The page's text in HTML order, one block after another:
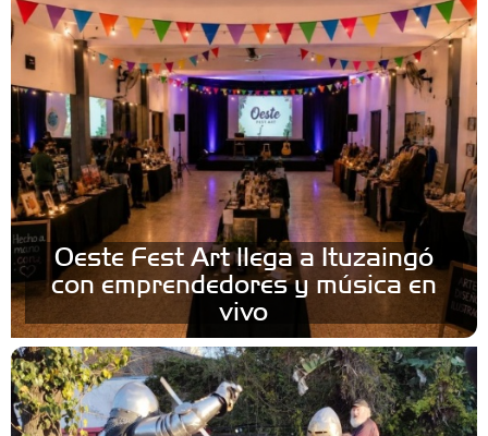
Oeste Fest Art llega a Ituzaingó
con emprendedores y música en
vivo